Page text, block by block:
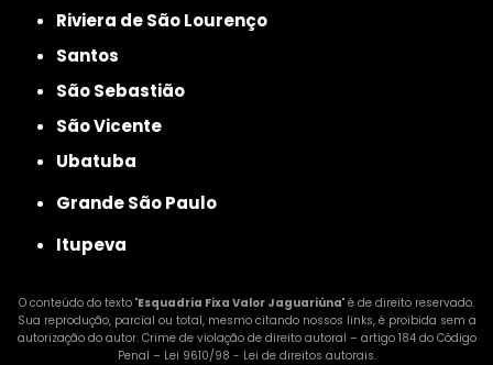
Riviera de São Lourenço
Santos
São Sebastião
São Vicente
Ubatuba
Grande São Paulo
Itupeva
O conteúdo do texto "Esquadria Fixa Valor Jaguariúna" é de direito reservado.
Sua reprodução, parcial ou total, mesmo citando nossos links, é proibida sem a
autorização do autor. Crime de violação de direito autoral – artigo 184 do Código
Penal – Lei 9610/98 - Lei de direitos autorais.